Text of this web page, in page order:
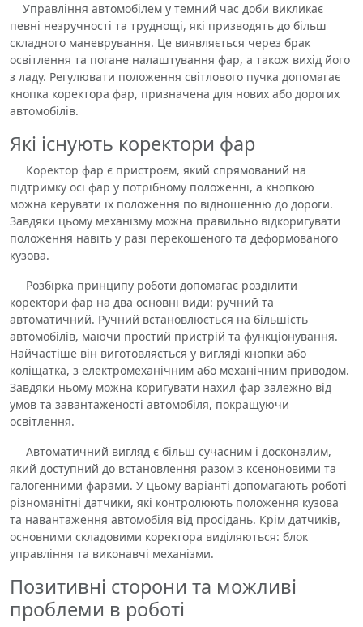
Управління автомобілем у темний час доби викликає
певні незручності та труднощі, які призводять до більш
складного маневрування. Це виявляється через брак
освітлення та погане налаштування фар, а також вихід його
з ладу. Регулювати положення світлового пучка допомагає
кнопка коректора фар, призначена для нових або дорогих
автомобілів.
Які існують коректори фар
Коректор фар є пристроєм, який спрямований на
підтримку осі фар у потрібному положенні, а кнопкою
можна керувати їх положення по відношенню до дороги.
Завдяки цьому механізму можна правильно відкоригувати
положення навіть у разі перекошеного та деформованого
кузова.
Розбірка принципу роботи допомагає розділити
коректори фар на два основні види: ручний та
автоматичний. Ручний встановлюється на більшість
автомобілів, маючи простий пристрій та функціонування.
Найчастіше він виготовляється у вигляді кнопки або
коліщатка, з електромеханічним або механічним приводом.
Завдяки ньому можна коригувати нахил фар залежно від
умов та завантаженості автомобіля, покращуючи
освітлення.
Автоматичний вигляд є більш сучасним і досконалим,
який доступний до встановлення разом з ксеноновими та
галогенними фарами. У цьому варіанті допомагають роботі
різноманітні датчики, які контролюють положення кузова
та навантаження автомобіля від просідань. Крім датчиків,
основними складовими коректора виділяються: блок
управління та виконавчі механізми.
Позитивні сторони та можливі
проблеми в роботі